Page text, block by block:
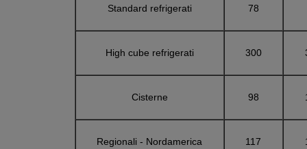
Standard refrigerati 78
High cube refrigerati 300
Cisterne 98
Regionali - Nordamerica 117